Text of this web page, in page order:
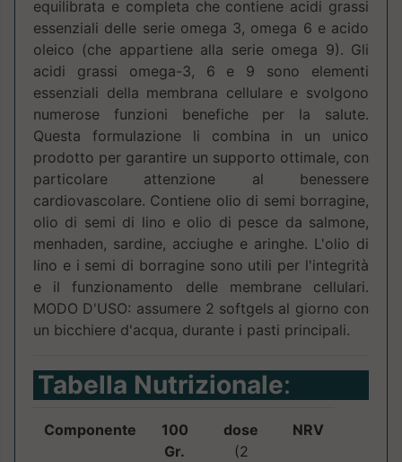
equilibrata e completa che contiene acidi grassi
essenziali delle serie omega 3, omega 6 e acido
oleico (che appartiene alla serie omega 9). Gli
acidi grassi omega-3, 6 e 9 sono elementi
essenziali della membrana cellulare e svolgono
numerose funzioni benefiche per la salute.
Questa formulazione li combina in un unico
prodotto per garantire un supporto ottimale, con
particolare attenzione al benessere
cardiovascolare. Contiene olio di semi borragine,
olio di semi di lino e olio di pesce da salmone,
menhaden, sardine, acciughe e aringhe. L'olio di
lino e i semi di borragine sono utili per l'integrità
e il funzionamento delle membrane cellulari.
MODO D'USO: assumere 2 softgels al giorno con
un bicchiere d'acqua, durante i pasti principali.
Tabella Nutrizionale:
Componente
100
Gr.
dose
(2
NRV